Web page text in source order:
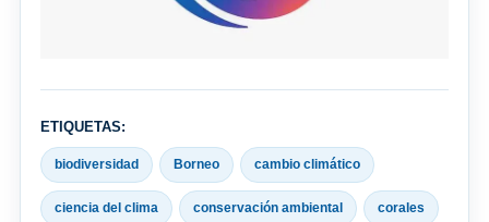
ETIQUETAS:
biodiversidad Borneo cambio climático
ciencia del clima conservación ambiental corales